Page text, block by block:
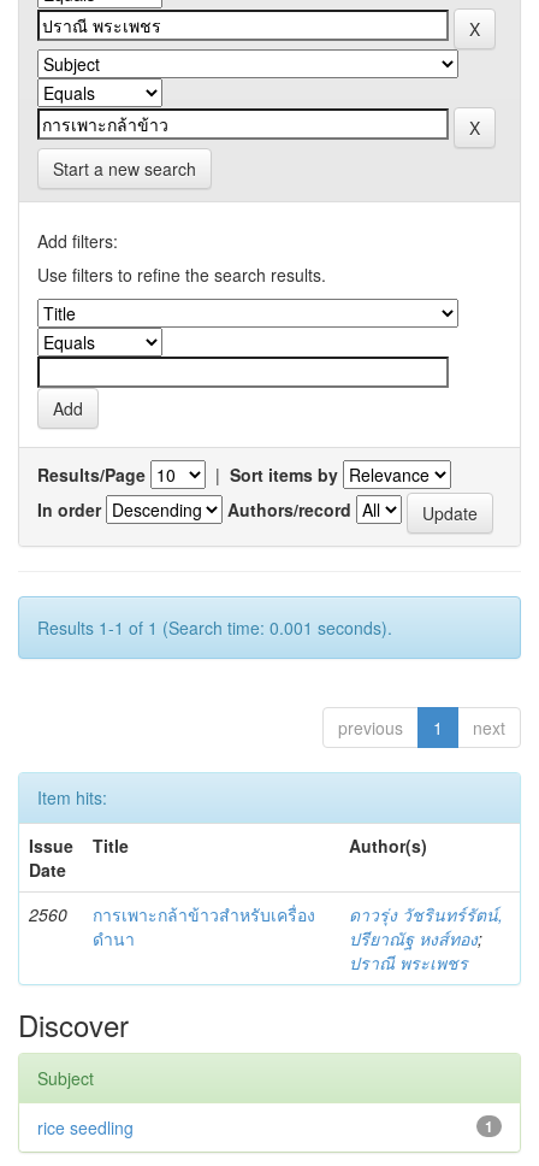
Start a new search
Add filters:
Use filters to refine the search results.
Results/Page | Sort items by
In order
Authors/record
Results 1-1 of 1 (Search time: 0.001 seconds).
previous 1 next
Item hits:
Issue
Date
Title Author(s)
2560
การเพาะกล้าข้าวสำหรับเครื่อง
ดำนา
ดาวรุ่ง วัชรินทร์รัตน์,
ปรียาณัฐ หงส์ทอง;
ปราณี พระเพชร
Discover
Subject
1
rice seedling